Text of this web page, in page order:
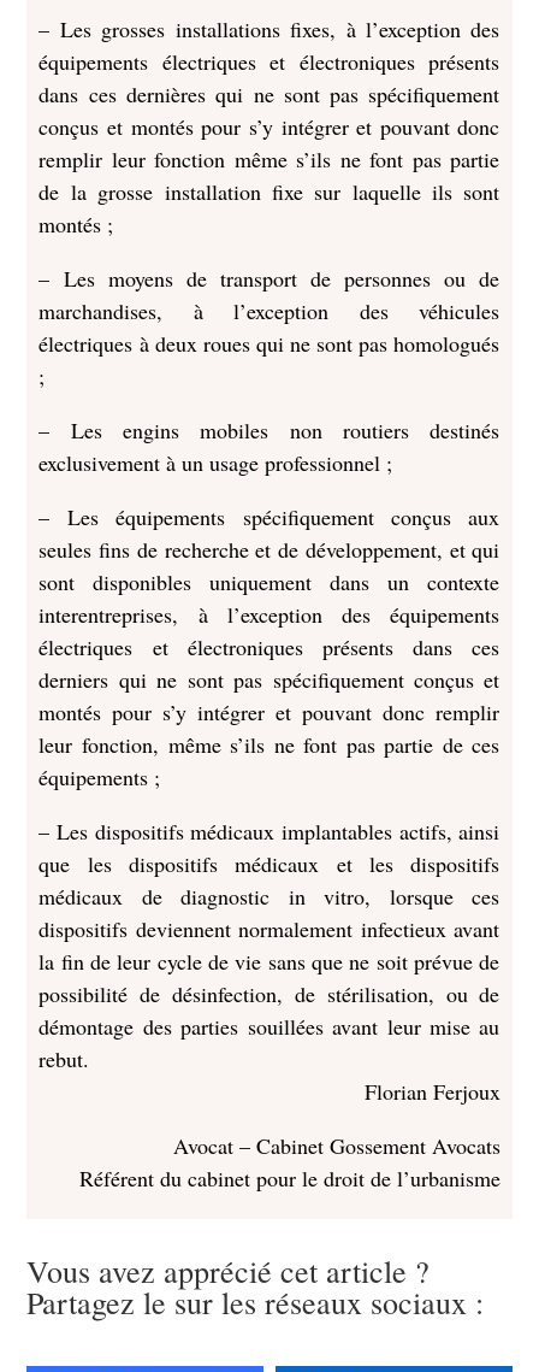
– Les grosses installations fixes, à l’exception des
équipements électriques et électroniques présents
dans ces dernières qui ne sont pas spécifiquement
conçus et montés pour s’y intégrer et pouvant donc
remplir leur fonction même s’ils ne font pas partie
de la grosse installation fixe sur laquelle ils sont
montés ;
– Les moyens de transport de personnes ou de
marchandises, à l’exception des véhicules
électriques à deux roues qui ne sont pas homologués
;
– Les engins mobiles non routiers destinés
exclusivement à un usage professionnel ;
– Les équipements spécifiquement conçus aux
seules fins de recherche et de développement, et qui
sont disponibles uniquement dans un contexte
interentreprises, à l’exception des équipements
électriques et électroniques présents dans ces
derniers qui ne sont pas spécifiquement conçus et
montés pour s’y intégrer et pouvant donc remplir
leur fonction, même s’ils ne font pas partie de ces
équipements ;
– Les dispositifs médicaux implantables actifs, ainsi
que les dispositifs médicaux et les dispositifs
médicaux de diagnostic in vitro, lorsque ces
dispositifs deviennent normalement infectieux avant
la fin de leur cycle de vie sans que ne soit prévue de
possibilité de désinfection, de stérilisation, ou de
démontage des parties souillées avant leur mise au
rebut.
Florian Ferjoux
Avocat – Cabinet Gossement Avocats
Référent du cabinet pour le droit de l’urbanisme
Vous avez apprécié cet article ?
Partagez le sur les réseaux sociaux :